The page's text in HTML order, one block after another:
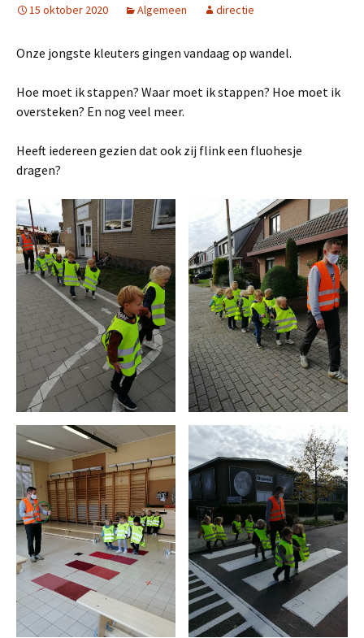
15 oktober 2020 Algemeen directie
Onze jongste kleuters gingen vandaag op wandel.
Hoe moet ik stappen? Waar moet ik stappen? Hoe moet ik
oversteken? En nog veel meer.
Heeft iedereen gezien dat ook zij flink een fluohesje
dragen?